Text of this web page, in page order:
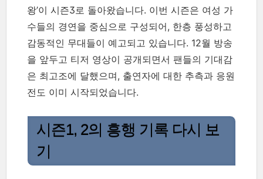
왕’이 시즌3로 돌아왔습니다. 이번 시즌은 여성 가
수들의 경연을 중심으로 구성되어, 한층 풍성하고
감동적인 무대들이 예고되고 있습니다. 12월 방송
을 앞두고 티저 영상이 공개되면서 팬들의 기대감
은 최고조에 달했으며, 출연자에 대한 추측과 응원
전도 이미 시작되었습니다.
시즌1, 2의 흥행 기록 다시 보
기